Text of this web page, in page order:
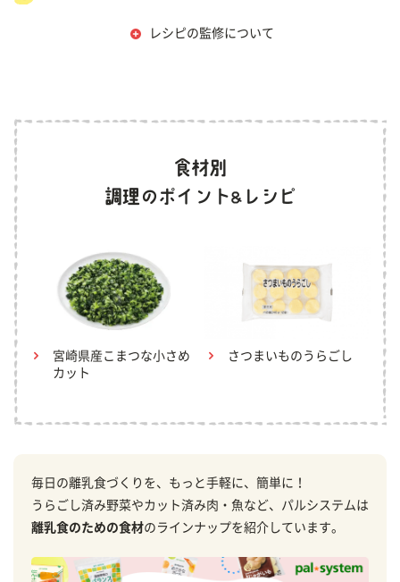
レシピの監修について
宮崎県産こまつな小さめ
カット
さつまいものうらごし
毎日の離乳食づくりを、もっと手軽に、簡単に！
うらごし済み野菜やカット済み肉・魚など、パルシステムは
離乳食のための食材のラインナップを紹介しています。